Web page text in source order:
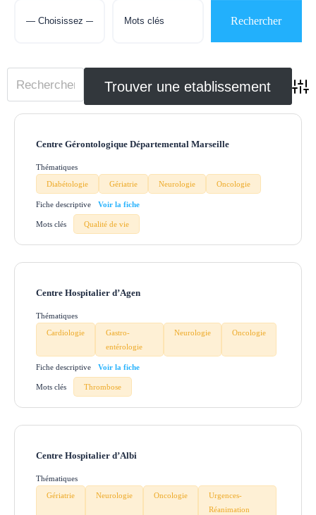
Centre Gérontologique Départemental Marseille
Thématiques
Diabétologie
Gériatrie Neurologie Oncologie
Fiche descriptive
Mots clés Qualité de vie
Centre Hospitalier d’Agen
Thématiques
Cardiologie
Gastro-
entérologie
Neurologie Oncologie
Fiche descriptive
Mots clés Thrombose
Centre Hospitalier d’Albi
Thématiques
Gériatrie
Neurologie Oncologie
Urgences-
Réanimation